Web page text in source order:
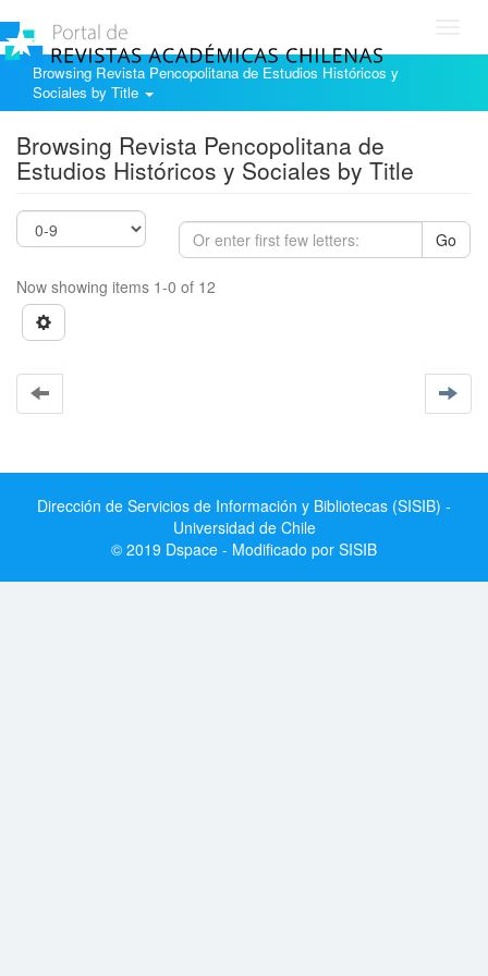
Browsing Revista Pencopolitana de Estudios Históricos y
Sociales by Title
Browsing Revista Pencopolitana de
Estudios Históricos y Sociales by Title
Go
Now showing items 1-0 of 12
Dirección de Servicios de Información y Bibliotecas (SISIB) -
Universidad de Chile
© 2019 Dspace - Modificado por SISIB